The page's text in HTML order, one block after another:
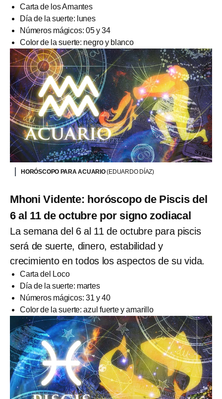
Carta de los Amantes
Día de la suerte: lunes
Números mágicos: 05 y 34
Color de la suerte: negro y blanco
HORÓSCOPO PARA ACUARIO(EDUARDO DÍAZ)
Mhoni Vidente: horóscopo de Piscis del
6 al 11 de octubre por signo zodiacal
La semana del 6 al 11 de octubre para piscis
será de suerte, dinero, estabilidad y
crecimiento en todos los aspectos de su vida.
Carta del Loco
Día de la suerte: martes
Números mágicos: 31 y 40
Color de la suerte: azul fuerte y amarillo